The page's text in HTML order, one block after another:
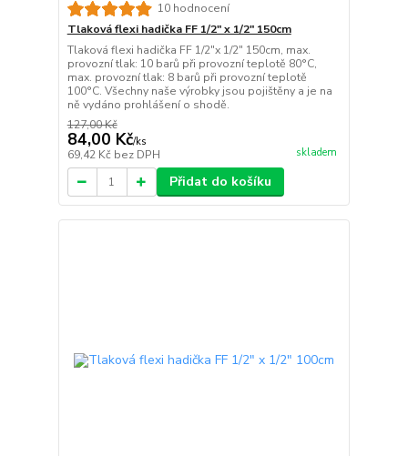
10 hodnocení
Tlaková flexi hadička FF 1/2" x 1/2" 150cm
Tlaková flexi hadička FF 1/2"x 1/2" 150cm, max.
provozní tlak: 10 barů při provozní teplotě 80°C,
max. provozní tlak: 8 barů při provozní teplotě
100°C. Všechny naše výrobky jsou pojištěny a je na
ně vydáno prohlášení o shodě.
127,00 Kč
84,00 Kč/ks
69,42 Kč bez DPH skladem
Přidat do košíku